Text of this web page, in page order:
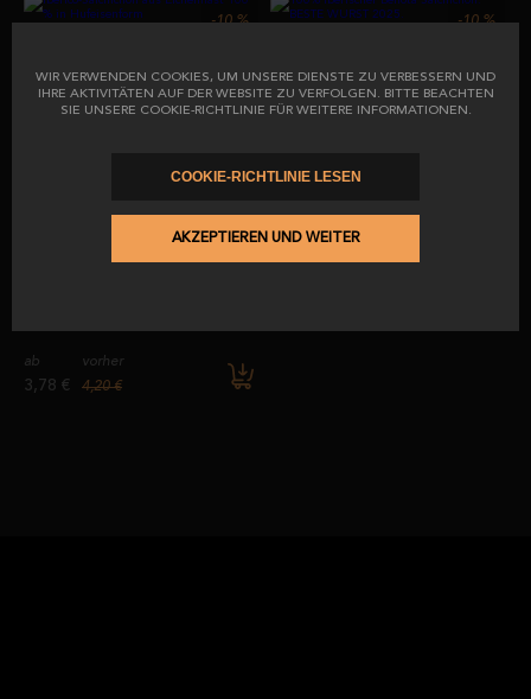
WIR VERWENDEN COOKIES, UM UNSERE DIENSTE ZU VERBESSERN UND
IHRE AKTIVITÄTEN AUF DER WEBSITE ZU VERFOLGEN. BITTE BEACHTEN
SIE UNSERE COOKIE-RICHTLINIE FÜR WEITERE INFORMATIONEN.
AKZEPTIEREN UND WEITER
UND SEINE QUALITÄT BEWAHRT.
Hufeisenform
-10 % -10 %
ab
3,78 €
vorher
4,20 €
-10 %
COOKIE-RICHTLINIE LESEN